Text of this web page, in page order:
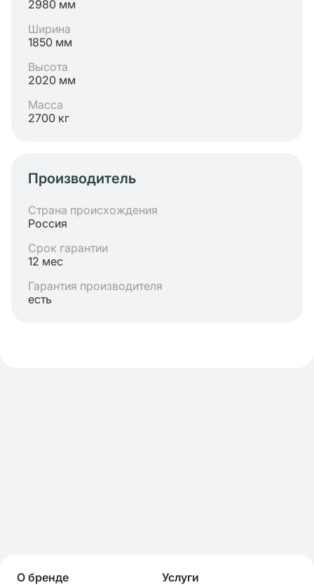
2980 мм
Ширина
1850 мм
Высота
2020 мм
Масса
2700 кг
Производитель
Страна происхождения
Россия
Срок гарантии
12 мес
Гарантия производителя
есть
О бренде
Услуги